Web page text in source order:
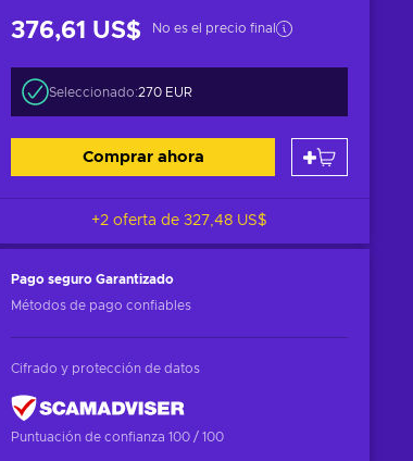
376,61 US$ No es el precio final
Seleccionado:270 EUR
Comprar ahora
+2 oferta de 327,48 US$
Pago seguro Garantizado
Métodos de pago confiables
Cifrado y protección de datos
Puntuación de confianza 100 / 100